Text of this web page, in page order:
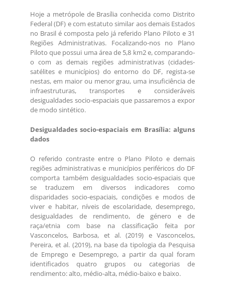
Hoje a metrópole de Brasília conhecida como Distrito
Federal (DF) e com estatuto similar aos demais Estados
no Brasil é composta pelo já referido Plano Piloto e 31
Regiões Administrativas. Focalizando-nos no Plano
Piloto que possui uma área de 5,8 km2 e, comparando-
o com as demais regiões administrativas (cidades-
satélites e municípios) do entorno do DF, regista-se
nestas, em maior ou menor grau, uma insuficiência de
infraestruturas, transportes e consideráveis
desigualdades socio-espaciais que passaremos a expor
de modo sintético.
Desigualdades socio-espaciais em Brasília: alguns
dados
O referido contraste entre o Plano Piloto e demais
regiões administrativas e municípios periféricos do DF
comporta também desigualdades socio-espaciais que
se traduzem em diversos indicadores como
disparidades socio-espaciais, condições e modos de
viver e habitar, níveis de escolaridade, desemprego,
desigualdades de rendimento, de género e de
raça/etnia com base na classificação feita por
Vasconcelos, Barbosa, et al. (2019) e Vasconcelos,
Pereira, et al. (2019), na base da tipologia da Pesquisa
de Emprego e Desemprego, a partir da qual foram
identificados quatro grupos ou categorias de
rendimento: alto, médio-alta, médio-baixo e baixo.